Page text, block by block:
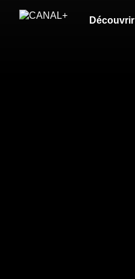
Découvrir